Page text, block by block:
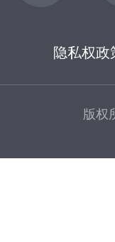
隐私权政
版权